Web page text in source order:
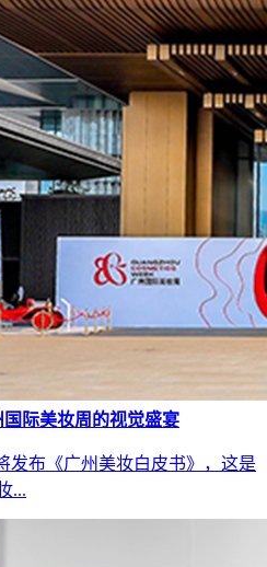
际美妆周的视觉盛宴
发布《广州美妆白皮书》，这是
...